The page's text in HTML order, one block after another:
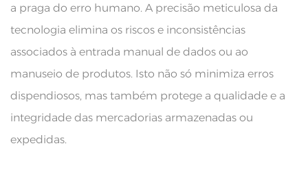
a praga do erro humano. A precisão meticulosa da
tecnologia elimina os riscos e inconsistências
associados à entrada manual de dados ou ao
manuseio de produtos. Isto não só minimiza erros
dispendiosos, mas também protege a qualidade e a
integridade das mercadorias armazenadas ou
expedidas.